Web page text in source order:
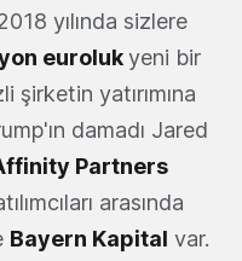
yılında sizlere
eurolukyeni bir
şirketin yatırımına
damadı Jared
Partners
arasında
Bayern Kapital var.